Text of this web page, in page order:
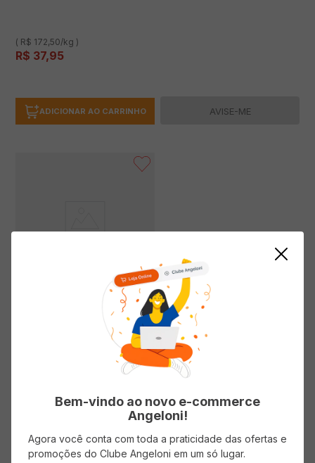
( R$ 172,50/kg )
R$ 37,95
ADICIONAR AO CARRINHO AVISE-ME
Coxa e Sobrecoxa Frango
CAVGUT Recheio 4 Queijos
AVISE-ME
Bem-vindo ao novo e-commerce
Angeloni!
Agora você conta com toda a praticidade das ofertas e
promoções do Clube Angeloni em um só lugar.